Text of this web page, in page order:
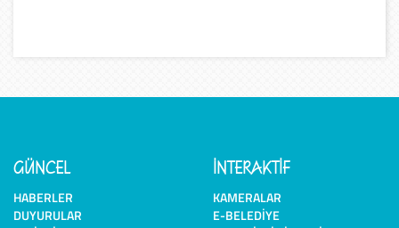
GÜNCEL
HABERLER
DUYURULAR
İNTERAKTİF
KAMERALAR
E-BELEDIYE